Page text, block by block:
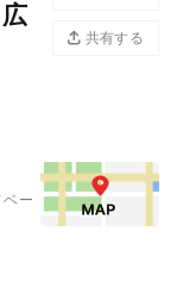
共有する
ー